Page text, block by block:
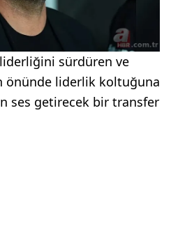
sürdüren ve
önünde liderlik koltuğuna
ses getirecek bir transfer